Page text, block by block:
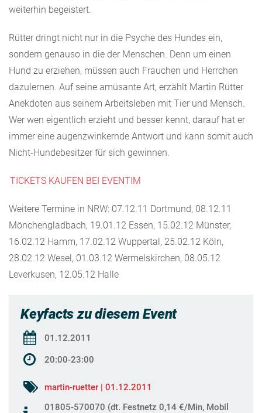
weiterhin begeistert.
Rütter dringt nicht nur in die Psyche des Hundes ein,
sondern genauso in die der Menschen. Denn um einen
Hund zu erziehen, müssen auch Frauchen und Herrchen
dazulernen. Auf seine amüsante Art, erzählt Martin Rütter
Anekdoten aus seinem Arbeitsleben mit Tier und Mensch.
Wer wen eigentlich erzieht und besser kennt, darauf hat er
immer eine augenzwinkernde Antwort und kann somit auch
Nicht-Hundebesitzer für sich gewinnen.
TICKETS KAUFEN BEI EVENTIM
Weitere Termine in NRW: 07.12.11 Dortmund, 08.12.11
Mönchengladbach, 19.01.12 Essen, 15.02.12 Münster,
16.02.12 Hamm, 17.02.12 Wuppertal, 25.02.12 Köln,
28.02.12 Wesel, 01.03.12 Wermelskirchen, 08.05.12
Leverkusen, 12.05.12 Halle
Keyfacts zu diesem Event
01.12.2011
20:00-23:00
martin-ruetter | 01.12.2011
01805-570070 (dt. Festnetz 0,14 €/Min, Mobil